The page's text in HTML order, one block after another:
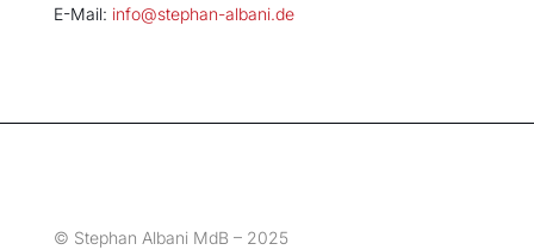
E-Mail: info@stephan-albani.de
© Stephan Albani MdB – 2025